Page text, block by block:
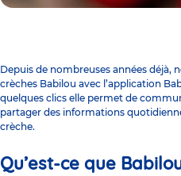
Depuis de nombreuses années déjà,
crèches Babilou avec l’application
quelques clics elle permet de
partager des informations
crèche.
Qu’est-ce que